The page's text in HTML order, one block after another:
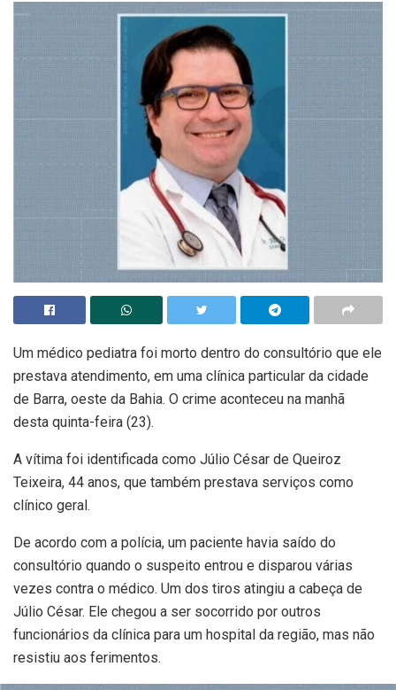
Um médico pediatra foi morto dentro do consultório que ele
prestava atendimento, em uma clínica particular da cidade
de Barra, oeste da Bahia. O crime aconteceu na manhã
desta quinta-feira (23).
A vítima foi identificada como Júlio César de Queiroz
Teixeira, 44 anos, que também prestava serviços como
clínico geral.
De acordo com a polícia, um paciente havia saído do
consultório quando o suspeito entrou e disparou várias
vezes contra o médico. Um dos tiros atingiu a cabeça de
Júlio César. Ele chegou a ser socorrido por outros
funcionários da clínica para um hospital da região, mas não
resistiu aos ferimentos.